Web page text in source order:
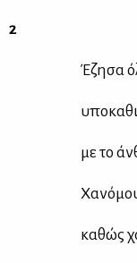
2
Έζη­σα
με το
κα­θώς